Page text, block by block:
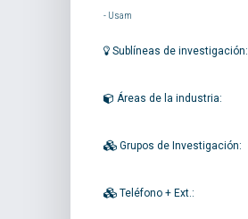
- Usam
Sublíneas de investigación:
Áreas de la industria:
Grupos de Investigación:
Teléfono + Ext.: